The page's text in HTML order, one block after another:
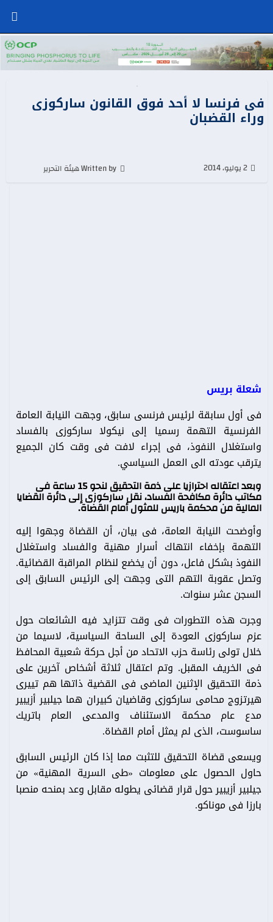
فى فرنسا لا أحد فوق القانون ساركوزى
وراء القضبان
2 يوليو، 2014
شعلة بريس
فى أول سابقة لرئيس فرنسى سابق، وجهت النيابة العامة
الفرنسية التهمة رسميا إلى نيكولا ساركوزى بالفساد
واستغلال النفوذ، فى إجراء لافت فى وقت كان الجميع
يترقب عودته الى العمل السياسي.
وبعد اعتقاله احترازيا على ذمة التحقيق لنحو 15 ساعة فى
مكاتب دائرة مكافحة الفساد، نقل ساركوزى إلى دائرة القضايا
المالية من محكمة باريس للمثول أمام القضاة.
وأوضحت النيابة العامة، فى بيان، أن القضاة وجهوا إليه
التهمة بإخفاء انتهاك أسرار مهنية والفساد واستغلال
النفوذ بشكل فاعل، دون أن يخضع لنظام المراقبة القضائية.
وتصل عقوبة التهم التى وجهت إلى الرئيس السابق إلى
السجن عشر سنوات.
وجرت هذه التطورات فى وقت تتزايد فيه الشائعات حول
عزم ساركوزى العودة إلى الساحة السياسية، لاسيما من
خلال تولى رئاسة حزب الاتحاد من أجل حركة شعبية المحافظ
فى الخريف المقبل. وتم اعتقال ثلاثة أشخاص آخرين على
ذمة التحقيق الإثنين الماضى فى القضية ذاتها هم تييرى
هيرتزوج محامى ساركوزى وقاضيان كبيران هما جيلبير أزيبير
مدع عام محكمة الاستئناف والمدعى العام باتريك
ساسوست، الذى لم يمثل أمام القضاة.
ويسعى قضاة التحقيق للتثبت مما إذا كان الرئيس السابق
حاول الحصول على معلومات «طى السرية المهنية» من
جيلبير أزيبير حول قرار قضائى يطوله مقابل وعد بمنحه منصبا
بارزا فى موناكو.